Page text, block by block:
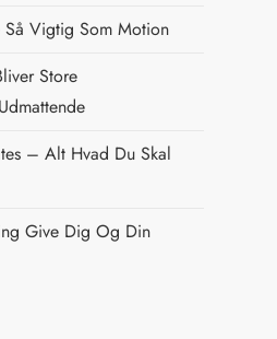
Så Vigtig Som Motion
Store
– Alt Hvad Du Skal
Give Dig Og Din